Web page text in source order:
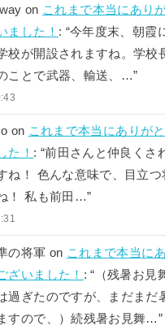
on これまで本当にあり
ました！ : “今年度末、朝霞
校が開設されますね。学校
ことで武器、輸送、…”
on これまで本当にありが
た！ : “前田さんと仲良くさ
ね！ 色んな意味で、目立つ
！ 私も前田…”
の将軍 on これまで本当に
ざいました！ : “ （残暑お見
過ぎたのですが、まだまだ
すので、）続残暑お見舞…”